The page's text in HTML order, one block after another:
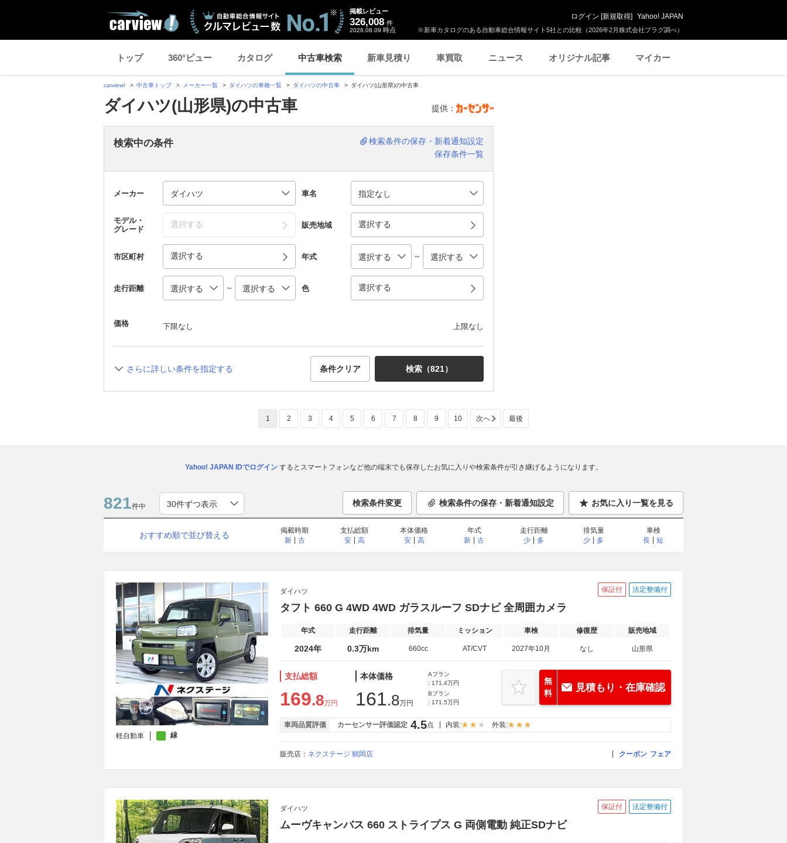
※新車カタログのある自動車総合情報サイト5社との比較（2026年2月株式会社プラグ調べ）
掲載レビュー
326,008 件
2026.08.09 時点
ログイン [新規取得] Yahoo! JAPAN
トップ 360°ビュー カタログ 中古車検索 新車見積り 車買取 ニュース オリジナル記事 マイカー
carview! 中古車トップ メーカー一覧 ダイハツの車種一覧 ダイハツの中古車 ダイハツ(山形県)の中古車
ダイハツ(山形県)の中古車 提供：
検索中の条件
検索条件の保存・新着通知設定
保存条件一覧
メーカー 車名
モデル・
グレード
選択する 販売地域 選択する
市区町村 選択する 年式 ～
走行距離 ～ 色 選択する
価格 下限なし 上限なし
さらに詳しい条件を指定する 条件クリア 検索（821）
1 2 3 4 5 6 7 8 9 10 次へ 最後
Yahoo! JAPAN IDでログインするとスマートフォンなど他の端末でも保存したお気に入りや検索条件が引き継げるようになります。
821件中 検索条件変更 検索条件の保存・新着通知設定 お気に入り一覧を見る
おすすめ順で並び替える
掲載時期
新
古
支払総額
安
高
本体価格
安
高
年式
新
古
走行距離
少
多
排気量
少
多
車検
長
短
軽自動車 緑
ダイハツ 保証付 法定整備付
タフト 660 G 4WD 4WD ガラスルーフ SDナビ 全周囲カメラ
年式 走行距離 排気量 ミッション 車検 修復歴 販売地域
2024年 0.3万km 660cc AT/CVT 2027年10月 なし 山形県
支払総額
169.8万円
本体価格
161.8万円
Aプラン
: 171.4万円
Bプラン
: 171.5万円
無
料
見積もり・在庫確認
車両品質評価 カーセンサー評価認定 4.5点 内装: 外装:
販売店： ネクステージ 鶴岡店 クーポン フェア
ダイハツ 保証付 法定整備付
ムーヴキャンバス 660 ストライプス G 両側電動 純正SDナビ